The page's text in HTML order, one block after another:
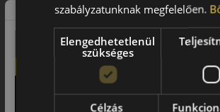
szabályzatunknak megfelelően.
Elengedhetetlenül
szükséges
Célzás